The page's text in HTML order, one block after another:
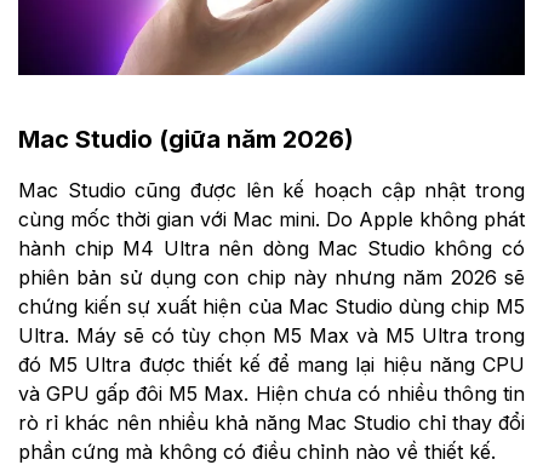
Mac Studio (giữa năm 2026)
Mac Studio cũng được lên kế hoạch cập nhật trong
cùng mốc thời gian với Mac mini. Do Apple không phát
hành chip M4 Ultra nên dòng Mac Studio không có
phiên bản sử dụng con chip này nhưng năm 2026 sẽ
chứng kiến sự xuất hiện của Mac Studio dùng chip M5
Ultra. Máy sẽ có tùy chọn M5 Max và M5 Ultra trong
đó M5 Ultra được thiết kế để mang lại hiệu năng CPU
và GPU gấp đôi M5 Max. Hiện chưa có nhiều thông tin
rò rỉ khác nên nhiều khả năng Mac Studio chỉ thay đổi
phần cứng mà không có điều chỉnh nào về thiết kế.